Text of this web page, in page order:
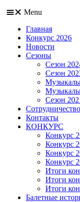
Menu
Главная
Конкурс 2026
Новости
Сезоны
Сезон
Сезон
Сезон
Сотрудничество
Контакты
КОНКУРС
Конкурс
Конкурс
Конкурс
Конкурс
Итоги
Итоги
Итоги
Балетные